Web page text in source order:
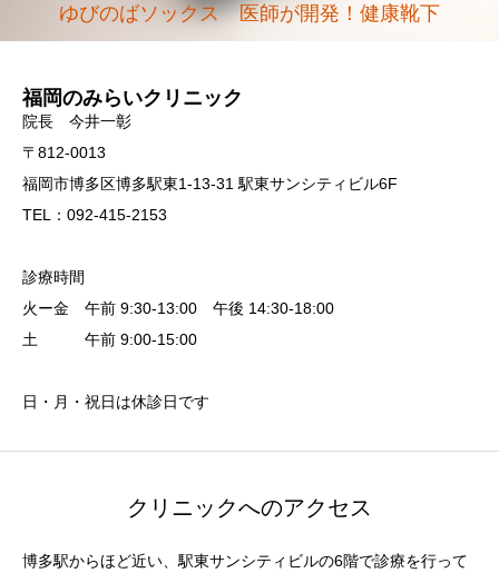
ゆびのばソックス 医師が開発！健康靴下
福岡のみらいクリニック
院長 今井一彰
〒812-0013
福岡市博多区博多駅東1-13-31 駅東サンシティビル6F
TEL：092-415-2153
診療時間
火ー金 午前 9:30-13:00 午後 14:30-18:00
土 午前 9:00-15:00
日・月・祝日は休診日です
クリニックへのアクセス
博多駅からほど近い、駅東サンシティビルの6階で診療を行って